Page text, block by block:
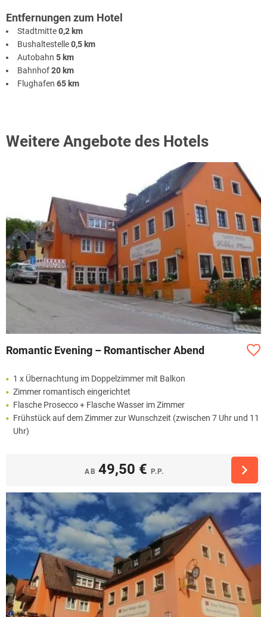
Entfernungen zum Hotel
Stadtmitte0,2 km
Bushaltestelle0,5 km
Autobahn 5 km
Bahnhof20 km
Flughafen 65 km
Weitere Angebote des Hotels
Romantic Evening – Romantischer Abend
1 x Übernachtung im Doppelzimmer mit Balkon
Zimmer romantisch eingerichtet
Flasche Prosecco + Flasche Wasser im Zimmer
Frühstück auf dem Zimmer zur Wunschzeit (zwischen 7 Uhr und 11
Uhr)
AB 49,50 € P.P.